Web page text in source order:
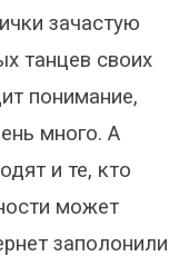
зачастую
танцев своих
понимание,
много. А
и те, кто
может
заполонили